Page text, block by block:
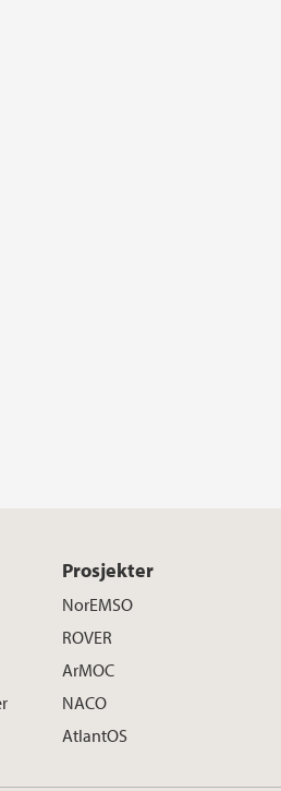
Prosjekter
NorEMSO
ROVER
ArMOC
NACO
AtlantOS